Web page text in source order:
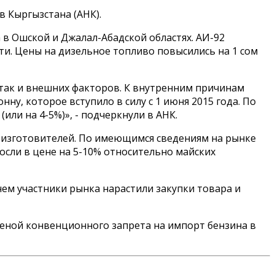
Кыргызстана (АНК).
Ошской и Джалал-Абадской областях. АИ-92
Цены на дизельное топливо повысились на 1 сом
и внешних факторов. К внутренним причинам
которое вступило в силу с 1 июня 2015 года. По
на 4-5%)», - подчеркнули в АНК.
По имеющимся сведениям на рынке
в цене на 5-10% относительно майских
участники рынка нарастили закупки товара и
конвенционного запрета на импорт бензина в